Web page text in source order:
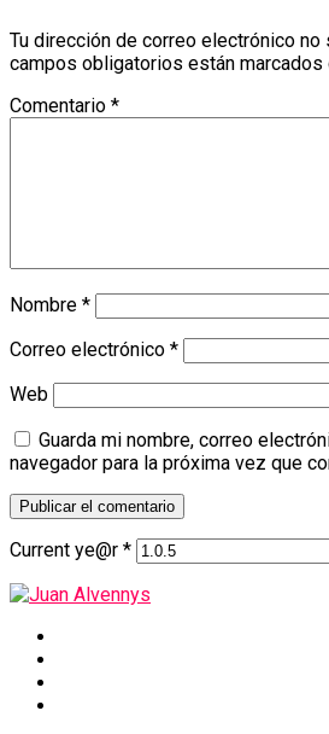
Tu dirección de correo electrónico no
campos obligatorios están marcados
Comentario *
Nombre *
Correo electrónico *
Web
Guarda mi nombre, correo
navegador para la próxima vez que
Current ye@r *